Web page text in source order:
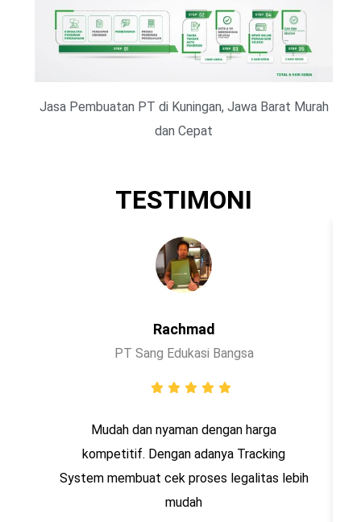
Jasa Pembuatan PT di Kuningan, Jawa Barat Murah
dan Cepat
TESTIMONI
Rachmad
PT Sang Edukasi Bangsa
Mudah dan nyaman dengan harga
kompetitif. Dengan adanya Tracking
System membuat cek proses legalitas lebih
mudah